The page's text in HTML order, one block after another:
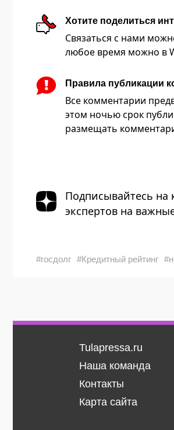
Хотите поделиться
Связаться с нами
любое время можно в
Правила публикации
Все комментарии
этом ночью срок
размещать
Подписывайтесь на
экспертов на
#госдолг #Кредитный рейтинг
Tulapressa.ru
Наша команда
Контакты
Карта сайта